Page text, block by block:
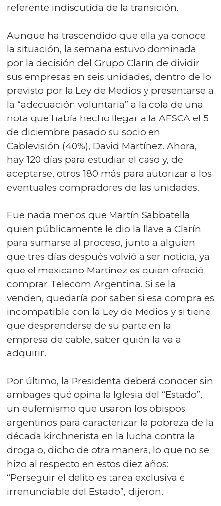
referente indiscutida de la transición.
Aunque ha trascendido que ella ya conoce
la situación, la semana estuvo dominada
por la decisión del Grupo Clarín de dividir
sus empresas en seis unidades, dentro de lo
previsto por la Ley de Medios y presentarse a
la “adecuación voluntaria” a la cola de una
nota que había hecho llegar a la AFSCA el 5
de diciembre pasado su socio en
Cablevisión (40%), David Martínez. Ahora,
hay 120 días para estudiar el caso y, de
aceptarse, otros 180 más para autorizar a los
eventuales compradores de las unidades.
Fue nada menos que Martín Sabbatella
quien públicamente le dio la llave a Clarín
para sumarse al proceso, junto a alguien
que tres días después volvió a ser noticia, ya
que el mexicano Martínez es quien ofreció
comprar Telecom Argentina. Si se la
venden, quedaría por saber si esa compra es
incompatible con la Ley de Medios y si tiene
que desprenderse de su parte en la
empresa de cable, saber quién la va a
adquirir.
Por último, la Presidenta deberá conocer sin
ambages qué opina la Iglesia del “Estado”,
un eufemismo que usaron los obispos
argentinos para caracterizar la pobreza de la
década kirchnerista en la lucha contra la
droga o, dicho de otra manera, lo que no se
hizo al respecto en estos diez años:
“Perseguir el delito es tarea exclusiva e
irrenunciable del Estado”, dijeron.